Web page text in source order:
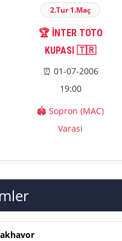
2.Tur 1.Maç
🏆 İNTER TOTO
KUPASI 🇹🇷
⏰ 01-07-2006
19:00
🏟️ Sopron (MAC)
Varasi